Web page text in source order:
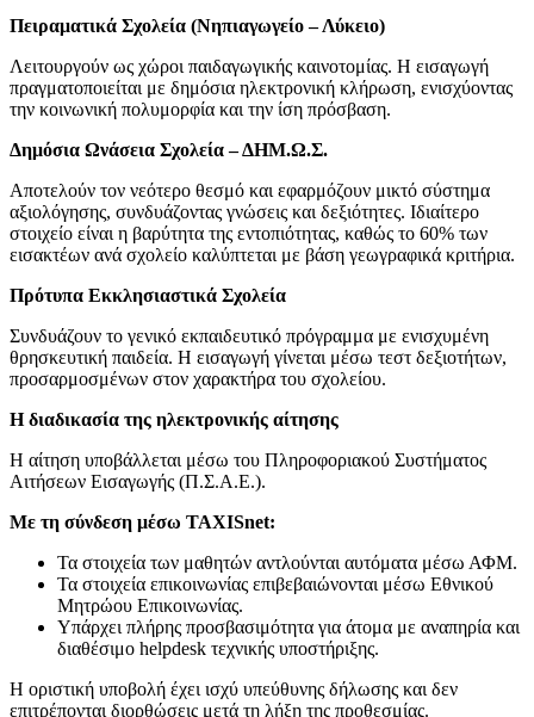
Πειραματικά Σχολεία (Νηπιαγωγείο – Λύκειο)
Λειτουργούν ως χώροι παιδαγωγικής καινοτομίας. Η εισαγωγή
πραγματοποιείται με δημόσια ηλεκτρονική κλήρωση, ενισχύοντας
την κοινωνική πολυμορφία και την ίση πρόσβαση.
Δημόσια Ωνάσεια Σχολεία – ΔΗΜ.Ω.Σ.
Αποτελούν τον νεότερο θεσμό και εφαρμόζουν μικτό σύστημα
αξιολόγησης, συνδυάζοντας γνώσεις και δεξιότητες. Ιδιαίτερο
στοιχείο είναι η βαρύτητα της εντοπιότητας, καθώς το 60% των
εισακτέων ανά σχολείο καλύπτεται με βάση γεωγραφικά κριτήρια.
Πρότυπα Εκκλησιαστικά Σχολεία
Συνδυάζουν το γενικό εκπαιδευτικό πρόγραμμα με ενισχυμένη
θρησκευτική παιδεία. Η εισαγωγή γίνεται μέσω τεστ δεξιοτήτων,
προσαρμοσμένων στον χαρακτήρα του σχολείου.
Η διαδικασία της ηλεκτρονικής αίτησης
Η αίτηση υποβάλλεται μέσω του Πληροφοριακού Συστήματος
Αιτήσεων Εισαγωγής (Π.Σ.Α.Ε.).
Με τη σύνδεση μέσω TAXISnet:
Τα στοιχεία των μαθητών αντλούνται αυτόματα μέσω ΑΦΜ.
Τα στοιχεία επικοινωνίας επιβεβαιώνονται μέσω Εθνικού
Μητρώου Επικοινωνίας.
Υπάρχει πλήρης προσβασιμότητα για άτομα με αναπηρία και
διαθέσιμο helpdesk τεχνικής υποστήριξης.
Η οριστική υποβολή έχει ισχύ υπεύθυνης δήλωσης και δεν
επιτρέπονται διορθώσεις μετά τη λήξη της προθεσμίας.